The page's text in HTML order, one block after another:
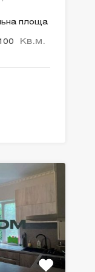
площа
Кв.м.